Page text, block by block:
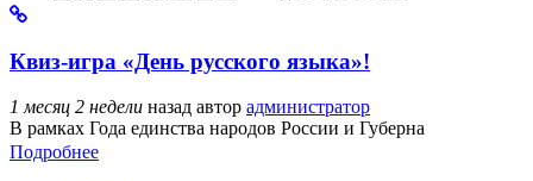
Квиз-игра «День русского языка»!
1 месяц 2 недели назад автор администратор
В рамках Года единства народов России и Губерна
Подробнее